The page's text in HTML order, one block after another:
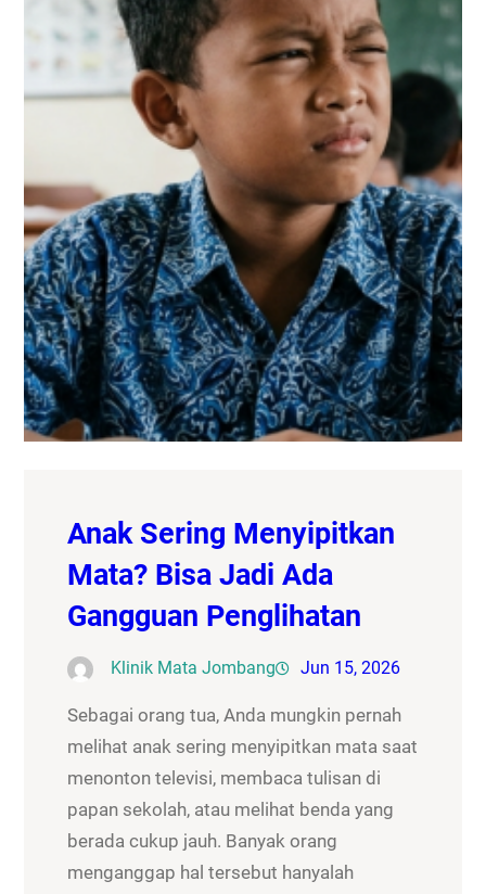
Anak Sering Menyipitkan
Mata? Bisa Jadi Ada
Gangguan Penglihatan
Klinik Mata Jombang Jun 15, 2026
Sebagai orang tua, Anda mungkin pernah
melihat anak sering menyipitkan mata saat
menonton televisi, membaca tulisan di
papan sekolah, atau melihat benda yang
berada cukup jauh. Banyak orang
menganggap hal tersebut hanyalah